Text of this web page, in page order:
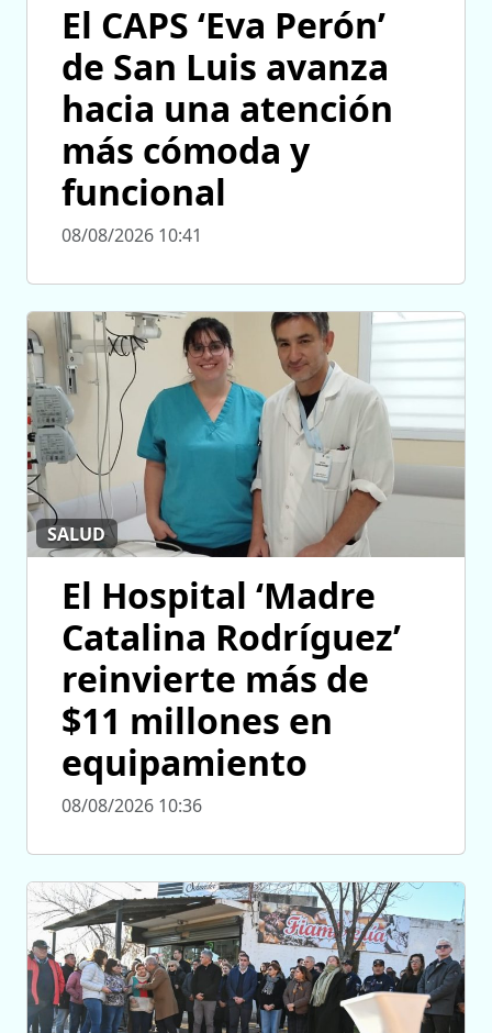
El CAPS ‘Eva Perón’
de San Luis avanza
hacia una atención
más cómoda y
funcional
08/08/2026 10:41
SALUD
El Hospital ‘Madre
Catalina Rodríguez’
reinvierte más de
$11 millones en
equipamiento
08/08/2026 10:36